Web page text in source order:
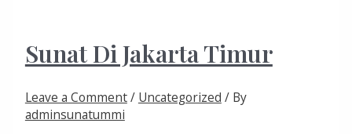
Sunat Di Jakarta Timur
Leave a Comment/ Uncategorized / By
adminsunatummi